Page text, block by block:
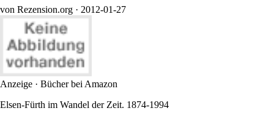
von Rezension.org · 2012-01-27
Anzeige · Bücher bei Amazon
Elsen-Fürth im Wandel der Zeit. 1874-1994